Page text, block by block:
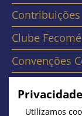
Contribuições
Clube
Convenções
Contato
Utilizamos